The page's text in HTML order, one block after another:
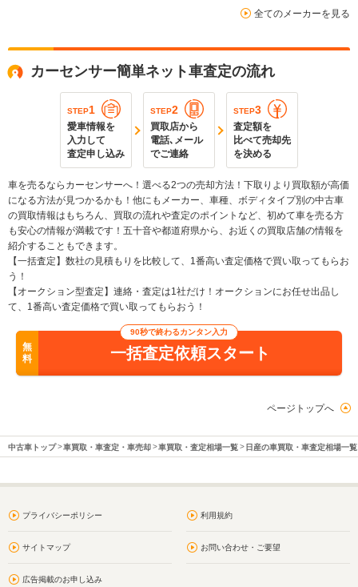
全てのメーカーを見る
カーセンサー簡単ネット車査定の流れ
STEP1
愛車情報を
入力して
査定申し込み
STEP2
買取店から
電話､メール
でご連絡
STEP3
査定額を
比べて売却先
を決める
車を売るならカーセンサーへ！選べる2つの売却方法！下取りより買取額が高価
になる方法が見つかるかも！他にもメーカー、車種、ボディタイプ別の中古車
の買取情報はもちろん、買取の流れや査定のポイントなど、初めて車を売る方
も安心の情報が満載です！五十音や都道府県から、お近くの買取店舗の情報を
紹介することもできます。
【一括査定】数社の見積もりを比較して、1番高い査定価格で買い取ってもらお
う！
【オークション型査定】連絡・査定は1社だけ！オークションにお任せ出品し
て、1番高い査定価格で買い取ってもらおう！
無
料
90秒で終わるカンタン入力
一括査定依頼スタート
ページトップへ
中古車トップ 車買取・車査定・車売却 車買取・査定相場一覧 日産の車買取・車査定相場一覧
プライバシーポリシー 利用規約
サイトマップ お問い合わせ・ご要望
広告掲載のお申し込み